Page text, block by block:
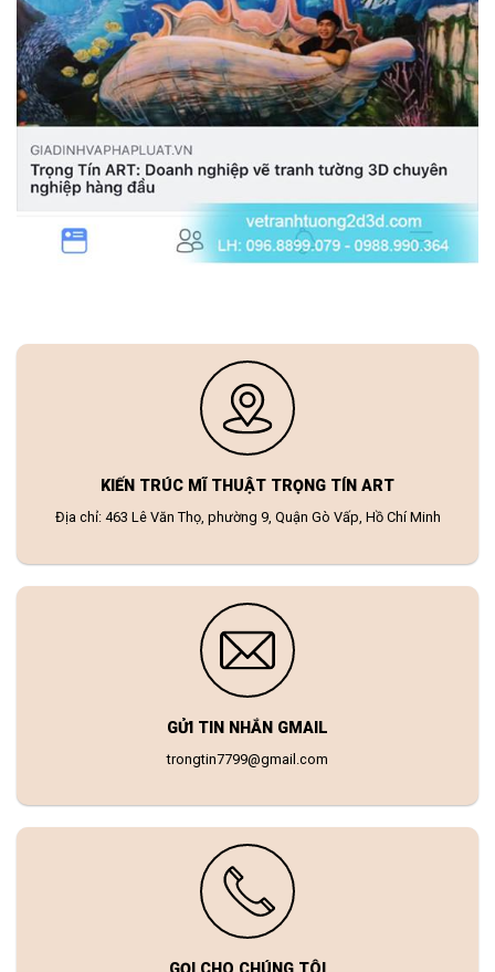
KIẾN TRÚC MĨ THUẬT TRỌNG TÍN ART
Địa chỉ: 463 Lê Văn Thọ, phường 9, Quận Gò Vấp, Hồ Chí Minh
GỬI TIN NHẮN GMAIL
trongtin7799@gmail.com